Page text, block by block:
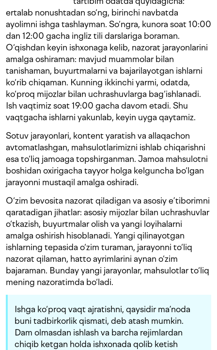
ertalab nonushtadan so‘ng, birinchi navbatda
ayolimni ishga tashlayman. So‘ngra, kunora soat 10:00
dan 12:00 gacha ingliz tili darslariga boraman.
O‘qishdan keyin ishxonaga kelib, nazorat jarayonlarini
amalga oshiraman: mavjud muammolar bilan
tanishaman, buyurtmalarni va bajarilayotgan ishlarni
ko‘rib chiqaman. Kunning ikkinchi yarmi, odatda,
ko‘proq mijozlar bilan uchrashuvlarga bag‘ishlanadi.
Ish vaqtimiz soat 19:00 gacha davom etadi. Shu
vaqtgacha ishlarni yakunlab, keyin uyga qaytamiz.
Sotuv jarayonlari, kontent yaratish va allaqachon
avtomatlashgan, mahsulotlarimizni ishlab chiqarishni
esa to‘liq jamoaga topshirganman. Jamoa mahsulotni
boshidan oxirigacha tayyor holga kelguncha bo‘lgan
jarayonni mustaqil amalga oshiradi.
O‘zim bevosita nazorat qiladigan va asosiy e’tiborimni
qaratadigan jihatlar: asosiy mijozlar bilan uchrashuvlar
o‘tkazish, buyurtmalar olish va yangi loyihalarni
amalga oshirish hisoblanadi. Yangi qilinayotgan
ishlarning tepasida o‘zim turaman, jarayonni to‘liq
nazorat qilaman, hatto ayrimlarini aynan o‘zim
bajaraman. Bunday yangi jarayonlar, mahsulotlar to‘liq
mening nazoratimda bo‘ladi.
Ishga ko‘proq vaqt ajratishni, qaysidir ma’noda
buni tadbirkorlik qismati, deb atash mumkin.
Dam olmasdan ishlash va barcha rejimlardan
chiqib ketgan holda ishxonada qolib ketish